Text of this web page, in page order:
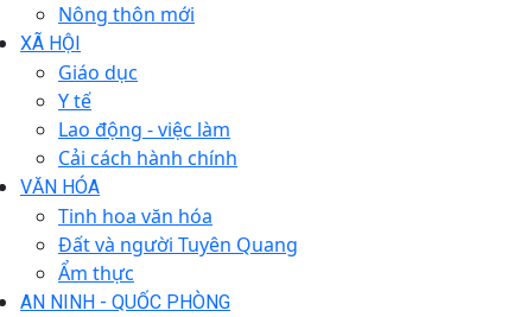
Nông thôn mới
XÃ HỘI
Giáo dục
Y tế
Lao động - việc làm
Cải cách hành chính
VĂN HÓA
Tinh hoa văn hóa
Đất và người Tuyên Quang
Ẩm thực
AN NINH - QUỐC PHÒNG